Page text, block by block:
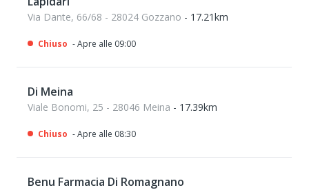
Via Dante, 66/68 - 28024 Gozzano - 17.21km
Chiuso - Apre alle 09:00
Di Meina
Viale Bonomi, 25 - 28046 Meina - 17.39km
Chiuso - Apre alle 08:30
Benu Farmacia Di Romagnano